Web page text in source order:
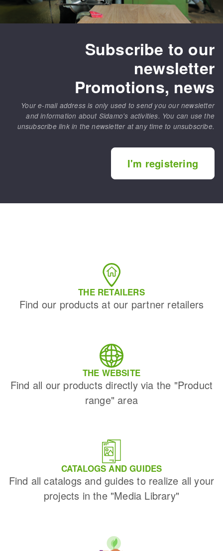
Subscribe to our
newsletter
Promotions, news
Your e-mail address is only used to send you our newsletter
and information about Sidamo's activities. You can use the
unsubscribe link in the newsletter at any time to unsubscribe.
I'm registering
THE RETAILERS
Find our products at our partner retailers
THE WEBSITE
Find all our products directly via the "Product
range" area
CATALOGS AND GUIDES
Find all catalogs and guides to realize all your
projects in the "Media Library"